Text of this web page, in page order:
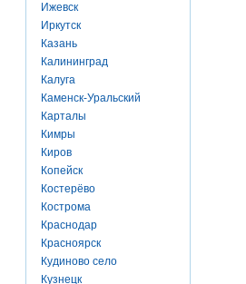
Ижевск
Иркутск
Казань
Калининград
Калуга
Каменск-Уральский
Карталы
Кимры
Киров
Копейск
Костерёво
Кострома
Краснодар
Красноярск
Кудиново село
Кузнецк